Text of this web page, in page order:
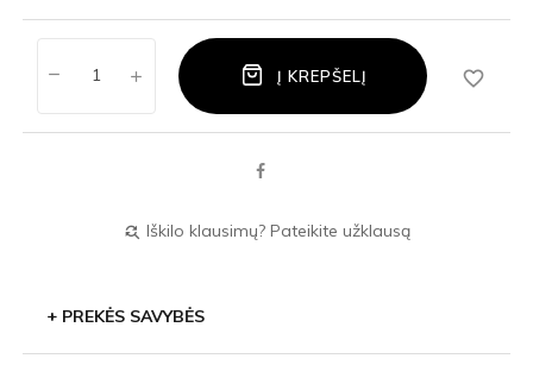
Į KREPŠELĮ favorite_border
find_replace Iškilo klausimų? Pateikite užklausą
+ PREKĖS SAVYBĖS